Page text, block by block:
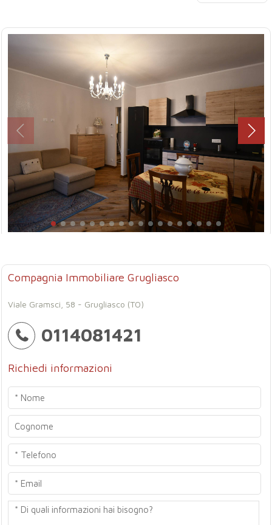
Compagnia Immobiliare Grugliasco
Viale Gramsci, 58 - Grugliasco (TO)
0114081421
Richiedi informazioni